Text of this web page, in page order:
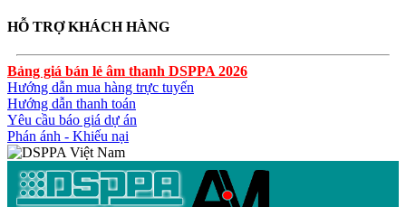
HỖ TRỢ KHÁCH HÀNG
Bảng giá bán lẻ âm thanh DSPPA 2026
Hướng dẫn mua hàng trực tuyến
Hướng dẫn thanh toán
Yêu cầu báo giá dự án
Phán ánh - Khiếu nại